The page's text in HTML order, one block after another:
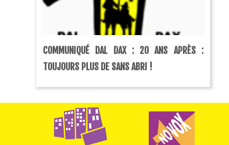
COMMUNIQUÉ DAL DAX : 20 ANS APRÈS :
TOUJOURS PLUS DE SANS ABRI !